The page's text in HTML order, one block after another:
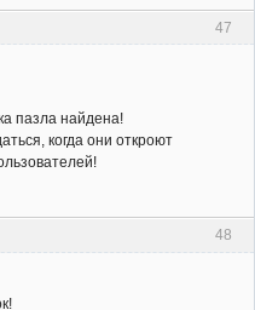
47
пазла найдена!
когда они откроют
48